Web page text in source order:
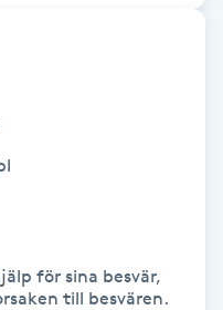
för sina besvär,
till besvären.